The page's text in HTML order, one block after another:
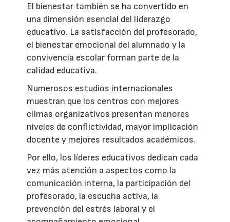
El bienestar también se ha convertido en
una dimensión esencial del liderazgo
educativo. La satisfacción del profesorado,
el bienestar emocional del alumnado y la
convivencia escolar forman parte de la
calidad educativa.
Numerosos estudios internacionales
muestran que los centros con mejores
climas organizativos presentan menores
niveles de conflictividad, mayor implicación
docente y mejores resultados académicos.
Por ello, los líderes educativos dedican cada
vez más atención a aspectos como la
comunicación interna, la participación del
profesorado, la escucha activa, la
prevención del estrés laboral y el